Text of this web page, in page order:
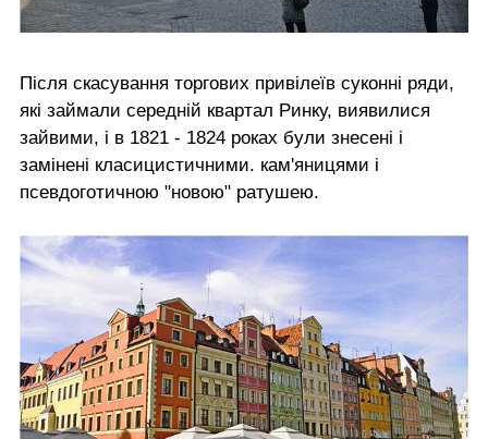
Після скасування торгових привілеїв суконні ряди,
які займали середній квартал Ринку, виявилися
зайвими, і в 1821 - 1824 роках були знесені і
замінені класицистичними. кам'яницями і
псевдоготичною "новою" ратушею.